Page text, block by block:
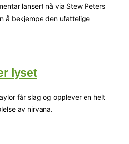
lansert nå via Stew Peters
å bekjempe den ufattelige
lyset
får slag og opplever en helt
av nirvana.